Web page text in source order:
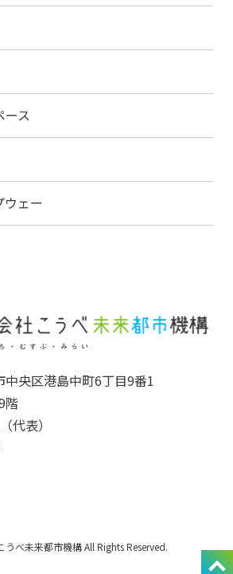
ース
ウェー
中央区港島中町6丁目9番1
階
（代表）
べ未来都市機構 All Rights Reserved.